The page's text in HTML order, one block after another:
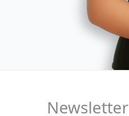
Newsletter